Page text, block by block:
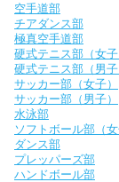
空手道部
チアダンス部
極真空手道部
硬式テニス部（女
硬式テニス部（男
サッカー部（女子）
サッカー部（男子）
水泳部
ソフトボール部（
ダンス部
プレッパーズ部
ハンドボール部